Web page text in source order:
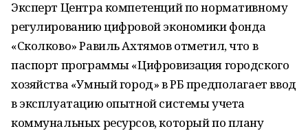
Эксперт Центра компетенций по нормативному
регулированию цифровой экономики фонда
«Сколково» Равиль Ахтямов отметил, что в
паспорт программы «Цифровизация городского
хозяйства «Умный город» в РБ предполагает ввод
в эксплуатацию опытной системы учета
коммунальных ресурсов, который по плану